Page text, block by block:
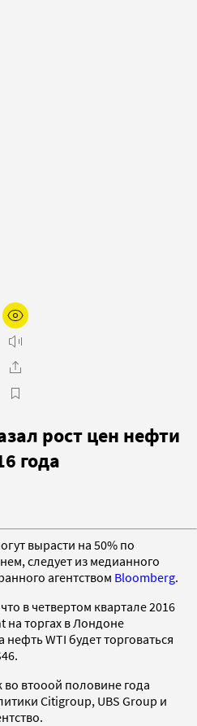
рост цен нефти
года
вырасти на 50% по
следует из медианного
агентством Bloomberg.
в четвертом квартале 2016
на торгах в Лондоне
нефть WTI будет торговаться
втооой половине года
Citigroup, UBS Group и